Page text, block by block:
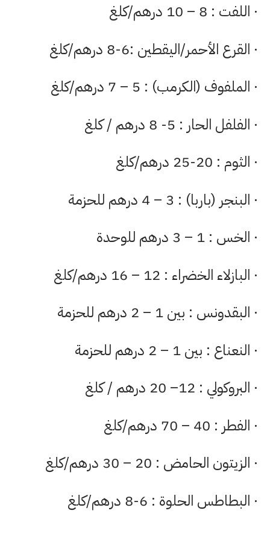
· اللفت : 8 – 10 درهم/كلغ
· القرع الأحمر/اليقطين :6-8 درهم/كلغ
· الملفوف (الكرمب) : 5 – 7 درهم/كلغ
· الفلفل الحار : 5- 8 درهم / كلغ
· الثوم : 20-25 درهم/كلغ
· البنجر (باربا) : 3 – 4 درهم للحزمة
· الخس : 1 – 3 درهم للوحدة
· البازلاء الخضراء : 12 – 16 درهم/كلغ
· البقدونس : بين 1 – 2 درهم للحزمة
· النعناع : بين 1 – 2 درهم للحزمة
· البروكولي : 12– 20 درهم / كلغ
· الفطر : 40 – 70 درهم/كلغ
· الزيتون الحامض : 20 – 30 درهم/كلغ
· البطاطس الحلوة : 6-8 درهم/كلغ